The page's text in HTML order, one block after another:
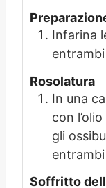
Infarina
entrambi
Rosolatura
In una
con
gli
Soffritto